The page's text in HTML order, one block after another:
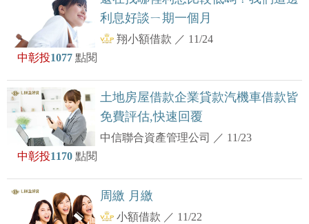
利息好談ㄧ期一個月
翔小額借款 ／ 11/24
中彰投1077 點閱
土地房屋借款企業貸款汽機車借款皆
免費評估,快速回覆
中信聯合資產管理公司 ／ 11/23
中彰投1170 點閱
周繳 月繳
小額借款 ／ 11/22